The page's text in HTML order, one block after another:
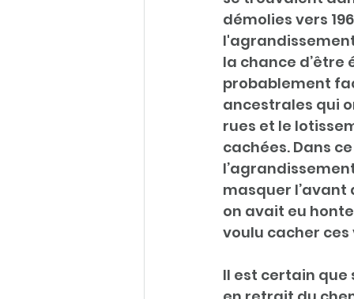
démolies vers
la chance d’être
probablement
ancestrales qui
rues et le
cachées. Dans
masquer l’avant
on avait eu
voulu cacher
Il est certain